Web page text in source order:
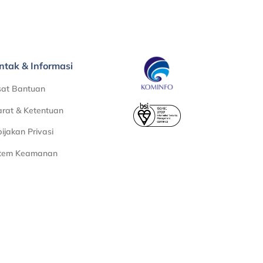
& Informasi
Bantuan
& Ketentuan
Privasi
Keamanan